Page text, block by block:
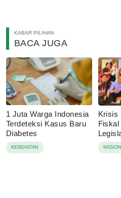
KABAR PILIHAN
BACA JUGA
1 Juta Warga Indonesia
Terdeteksi Kasus Baru
Diabetes
KESEHATAN
Krisis
Fiskal